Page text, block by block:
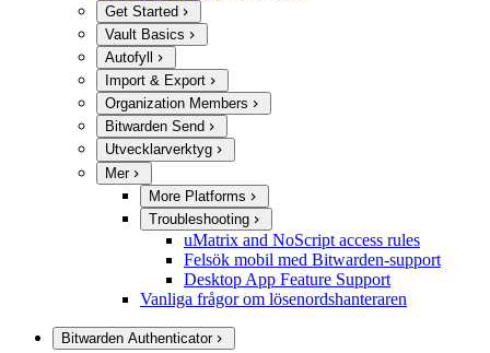
Get Started
Vault Basics
Autofyll
Import & Export
Organization Members
Bitwarden Send
Utvecklarverktyg
Mer
More Platforms
Troubleshooting
uMatrix and NoScript access rules
Felsök mobil med Bitwarden-support
Desktop App Feature Support
Vanliga frågor om lösenordshanteraren
Bitwarden Authenticator